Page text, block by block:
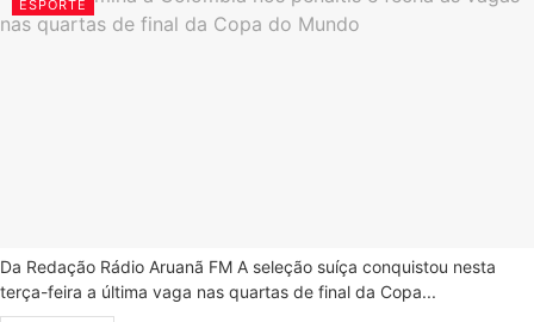
ESPORTE
Da Redação Rádio Aruanã FM A seleção suíça conquistou nesta
terça-feira a última vaga nas quartas de final da Copa...